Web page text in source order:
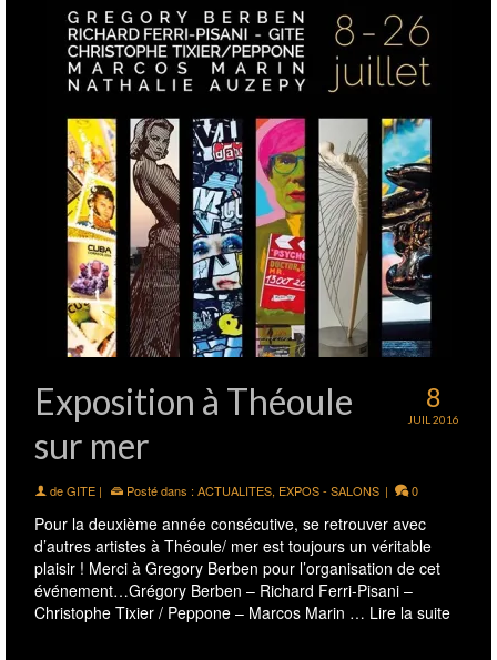
8
JUIL 2016
Exposition à Théoule
sur mer
deGITE | Posté dans : ACTUALITES, EXPOS - SALONS | 0
Pour la deuxième année consécutive, se retrouver avec
d’autres artistes à Théoule/ mer est toujours un véritable
plaisir ! Merci à Gregory Berben pour l’organisation de cet
événement…Grégory Berben – Richard Ferri-Pisani –
Christophe Tixier / Peppone – Marcos Marin … Lire la suite